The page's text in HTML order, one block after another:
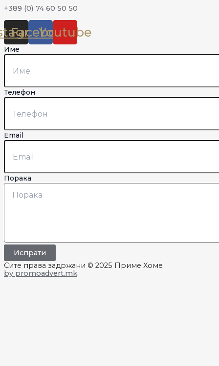
+389 (0) 74 60 50 50
Facebook
Youtube
Име
Телефон
Email
Порака
Испрати
Сите права задржани © 2025 Приме Хоме
by promoadvert.mk